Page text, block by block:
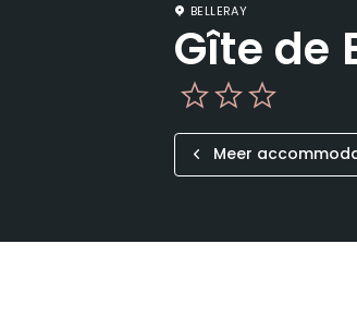
BELLERAY
Gîte de
Meer